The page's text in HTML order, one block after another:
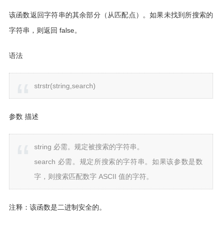
该函数返回字符串的其余部分（从匹配点）。如果未找到所搜索的
字符串，则返回 false。
语法
strstr(string,search)
参数 描述
string 必需。规定被搜索的字符串。
search 必需。规定所搜索的字符串。如果该参数是数
字，则搜索匹配数字 ASCII 值的字符。
注释：该函数是二进制安全的。